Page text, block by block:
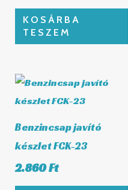
KOSÁRBA
TESZEM
Benzincsap javító
készlet FCK-23
2.860Ft